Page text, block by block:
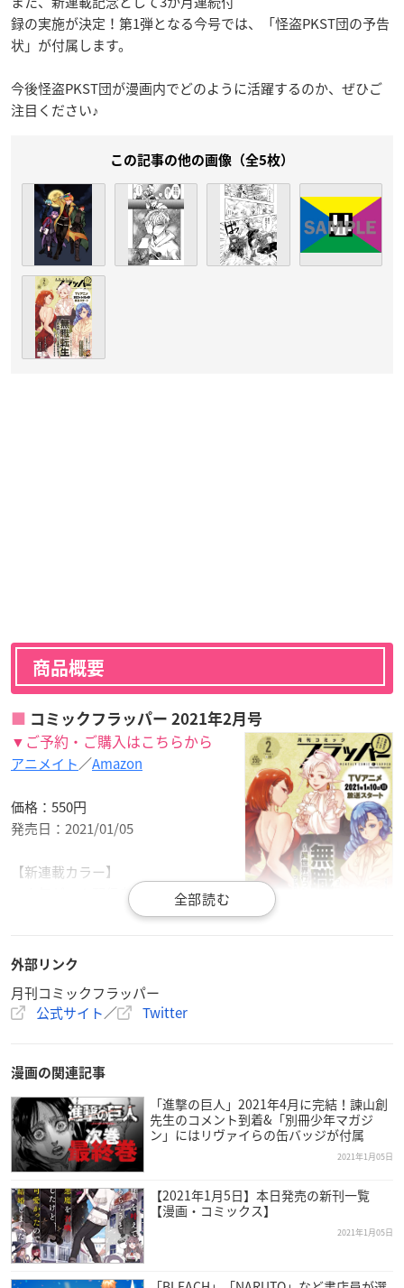
録の実施が決定！第1弾となる今号では、「怪盗PKST団の予告
状」が付属します。
今後怪盗PKST団が漫画内でどのように活躍するのか、ぜひご
注目ください♪
この記事の他の画像（全5枚）
商品概要
コミックフラッパー 2021年2月号
▼ご予約・ご購入はこちらから
アニメイト／Amazon
価格：550円
発売日：2021/01/05
【新連載カラー】
・人気ゲーム配信者「日常組」の動画
「脱獄シリーズ」がコミカライズ「日
録：「怪盗PKST団の予告状」
【表紙】
・コミックス第⑭巻1/21(木)発売！アニメ放送開始「無職転生
・コミックス第②巻1/21(木)発売！「対ありでした。～お嬢さ
まは格闘ゲームなんてしない～」 作画：江島絵里
・新連載カラー：「おとりよせしまっし！」 作画：ちさこ
【好評連載中！！】
・「ガールズ&パンツァー リボンの武者」漫画：野上武志、鈴
木貴昭
・「やったねたえちゃん！」作画：カワディ MAX
・「おでこさんウソつかない」作画：遠藤仁
外部リンク
月刊コミックフラッパー
公式サイト／ Twitter
漫画の関連記事
「進撃の巨人」2021年4月に完結！諫山創
先生のコメント到着&「別冊少年マガジ
ン」にはリヴァイらの缶バッジが付属
2021年1月05日
【2021年1月5日】本日発売の新刊一覧
【漫画・コミックス】
2021年1月05日